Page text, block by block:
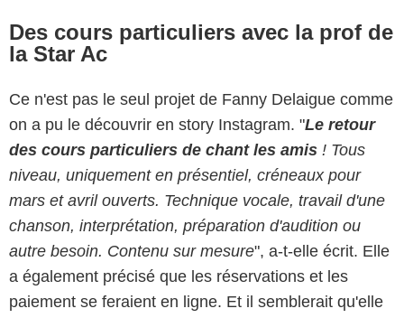
Des cours particuliers avec la prof de
la Star Ac
Ce n'est pas le seul projet de Fanny Delaigue comme
on a pu le découvrir en story Instagram. "Le retour
des cours particuliers de chant les amis ! Tous
niveau, uniquement en présentiel, créneaux pour
mars et avril ouverts. Technique vocale, travail d'une
chanson, interprétation, préparation d'audition ou
autre besoin. Contenu sur mesure", a-t-elle écrit. Elle
a également précisé que les réservations et les
paiement se feraient en ligne. Et il semblerait qu'elle